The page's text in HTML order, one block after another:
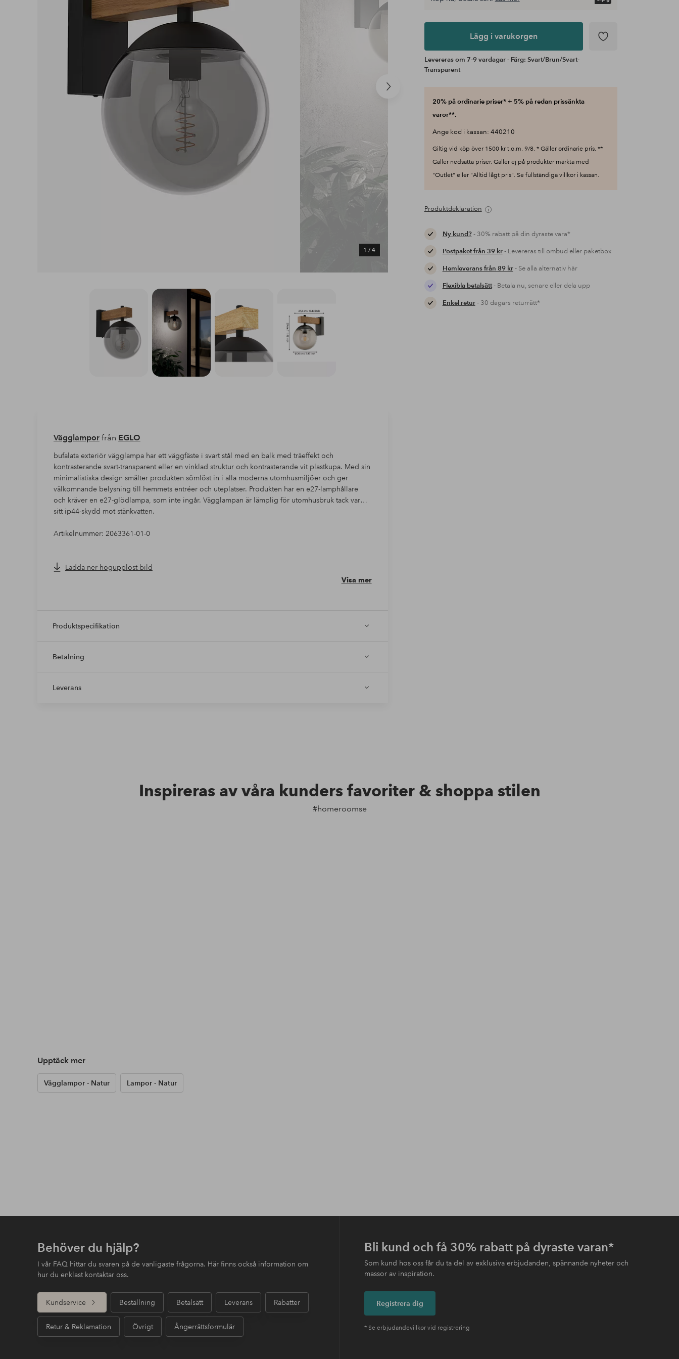
Nästa
produkt
1 / 4
Lägg i varukorgen
Levereras om 7-9 vardagar - Färg: Svart/Brun/Svart-
Transparent
20% på ordinarie priser* + 5% på redan prissänkta
varor**.
Ange kod i kassan: 440210
Giltig vid köp över 1500 kr t.o.m. 9/8. * Gäller ordinarie pris. **
Gäller nedsatta priser. Gäller ej på produkter märkta med
"Outlet" eller "Alltid lågt pris". Se fullständiga villkor i kassan.
Produktdeklaration
Ny kund?- 30% rabatt på din dyraste vara*
Postpaket från 39 kr- Levereras till ombud eller paketbox
Hemleverans från 89 kr- Se alla alternativ här
Flexibla betalsätt- Betala nu, senare eller dela upp
Enkel retur- 30 dagars returrätt*
Vägglamporfrån EGLO
bufalata exteriör vägglampa har ett väggfäste i svart stål med en balk med träeffekt och
kontrasterande svart-transparent eller en vinklad struktur och kontrasterande vit plastkupa. Med sin
minimalistiska design smälter produkten sömlöst in i alla moderna utomhusmiljöer och ger
välkomnande belysning till hemmets entréer och uteplatser. Produkten har en e27-lamphållare
och kräver en e27-glödlampa, som inte ingår. Vägglampan är lämplig för utomhusbruk tack vare
sitt ip44-skydd mot stänkvatten.
Artikelnummer: 2063361-01-0
Ladda ner högupplöst bild
Visa mer
Produktspecifikation
Betalning
Leverans
Inspireras av våra kunders favoriter & shoppa stilen
#homeroomse
Upptäck mer
Vägglampor - Natur Lampor - Natur
Behöver du hjälp?
I vår FAQ hittar du svaren på de vanligaste frågorna. Här finns också information om
hur du enklast kontaktar oss.
Kundservice Beställning Betalsätt Leverans Rabatter
Retur & Reklamation Övrigt Ångerrättsformulär
Bli kund och få 30% rabatt på dyraste varan*
Som kund hos oss får du ta del av exklusiva erbjudanden, spännande nyheter och
massor av inspiration.
Registrera dig
* Se erbjudandevillkor vid registrering